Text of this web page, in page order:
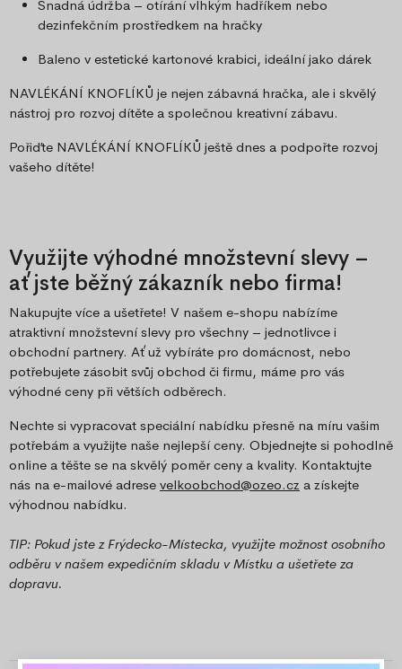
Snadná údržba – otírání vlhkým hadříkem nebo
dezinfekčním prostředkem na hračky
Baleno v estetické kartonové krabici, ideální jako dárek
NAVLÉKÁNÍ KNOFLÍKŮ je nejen zábavná hračka, ale i skvělý
nástroj pro rozvoj dítěte a společnou kreativní zábavu.
Pořiďte NAVLÉKÁNÍ KNOFLÍKŮ ještě dnes a podpořte rozvoj
vašeho dítěte!
Využijte výhodné množstevní slevy –
ať jste běžný zákazník nebo firma!
Nakupujte více a ušetřete! V našem e-shopu nabízíme
atraktivní množstevní slevy pro všechny – jednotlivce i
obchodní partnery. Ať už vybíráte pro domácnost, nebo
potřebujete zásobit svůj obchod či firmu, máme pro vás
výhodné ceny při větších odběrech.
Nechte si vypracovat speciální nabídku přesně na míru vašim
potřebám a využijte naše nejlepší ceny. Objednejte si pohodlně
online a těšte se na skvělý poměr ceny a kvality. Kontaktujte
nás na e-mailové adrese velkoobchod@ozeo.cz a získejte
výhodnou nabídku.
TIP: Pokud jste z Frýdecko-Místecka, využijte možnost osobního
odběru v našem expedičním skladu v Místku a ušetřete za
dopravu.